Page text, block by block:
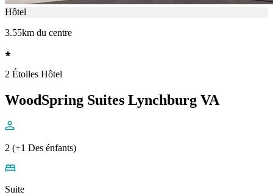
Hôtel
3.55km du centre
2 Étoiles Hôtel
WoodSpring Suites Lynchburg VA
2 (+1 Des énfants)
Suite